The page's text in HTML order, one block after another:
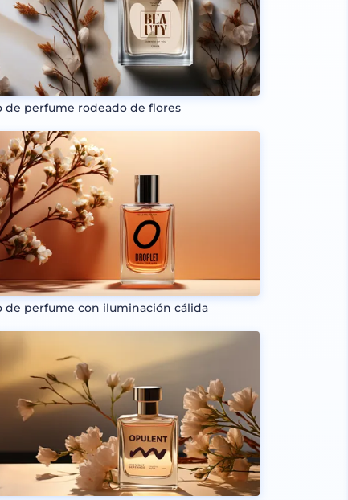
de perfume rodeado de flores
de perfume con iluminación cálida